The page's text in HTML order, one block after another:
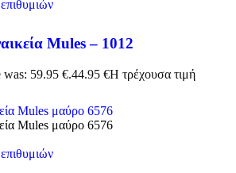
Mules – 1012
59.95 €.44.95 €Η τρέχουσα τιμή